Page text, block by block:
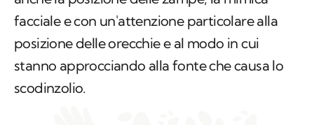
facciale e con un'attenzione particolare alla
posizione delle orecchie e al modo in cui
stanno approcciando alla fonte che causa lo
scodinzolio.